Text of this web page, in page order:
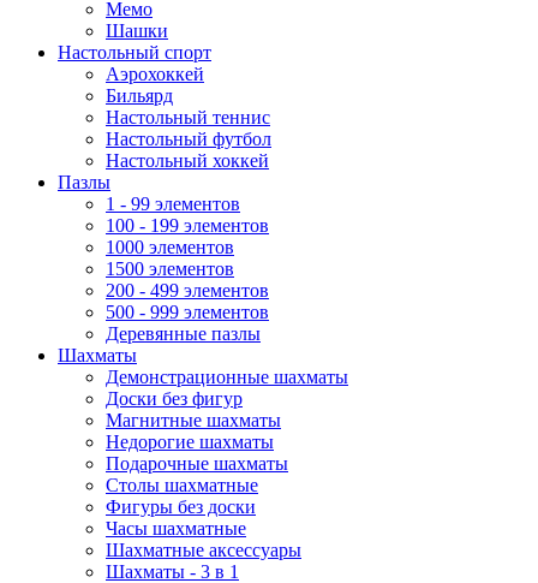
Мемо
Шашки
Настольный спорт
Аэрохоккей
Бильярд
Настольный теннис
Настольный футбол
Настольный хоккей
Пазлы
1 - 99 элементов
100 - 199 элементов
1000 элементов
1500 элементов
200 - 499 элементов
500 - 999 элементов
Деревянные пазлы
Шахматы
Демонстрационные шахматы
Доски без фигур
Магнитные шахматы
Недорогие шахматы
Подарочные шахматы
Столы шахматные
Фигуры без доски
Часы шахматные
Шахматные аксессуары
Шахматы - 3 в 1